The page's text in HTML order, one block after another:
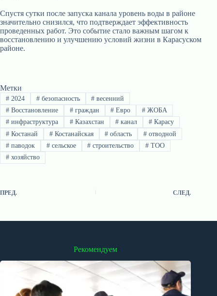
Спустя сутки после запуска канала уровень воды в районе
значительно снизился, что подтверждает эффективность
проведенных работ. Это событие стало важным шагом к
восстановлению и улучшению условий жизни в Карасуском
районе.
Метки
#2024 #безопасность # весенний
#Восстановление #граждан # Евро # ЖОБА
#инфраструктура #Казахстан # канал # Карасу
#Костанай #Костанайская # область # отводной
#паводок #сельское # строительство # ТОО
#хозяйство
ПРЕД. СЛЕД.
Рекомендуем